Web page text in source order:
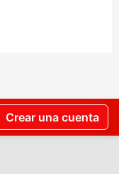
Crear una cuenta